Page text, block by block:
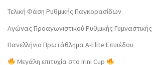
Τελική Φάση Ρυθμικής Παγκορασίδων
Αγώνας Προαγωνιστικού Ρυθμικής Γυμναστικής
Πανελλήνιο Πρωτάθλημα Α-Elite Επιπέδου
Μεγάλη επιτυχία στο Irini Cup